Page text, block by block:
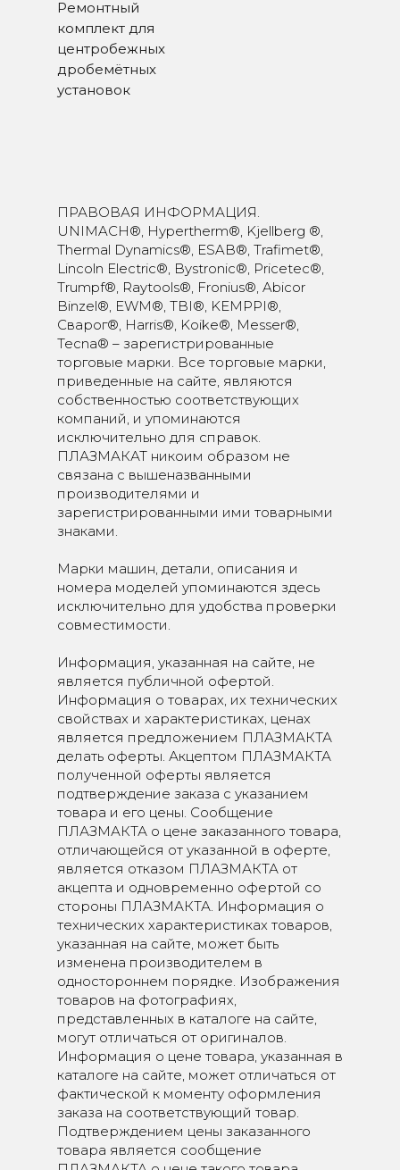
Ремонтный
комплект для
центробежных
дробемётных
установок
ПРАВОВАЯ ИНФОРМАЦИЯ.
UNIMACH®, Hypertherm®, Kjellberg ®,
Thermal Dynamics®, ESAB®, Trafimet®,
Lincoln Electric®, Bystronic®, Pricetec®,
Trumpf®, Raytools®, Fronius®, Abicor
Binzel®, EWM®, TBI®, KEMPPI®,
Сварог®, Harris®, Koike®, Messer®,
Tecna® – зарегистрированные
торговые марки. Все торговые марки,
приведенные на сайте, являются
собственностью соответствующих
компаний, и упоминаются
исключительно для справок.
ПЛАЗМАКАТ никоим образом не
связана с вышеназванными
производителями и
зарегистрированными ими товарными
знаками.
Марки машин, детали, описания и
номера моделей упоминаются здесь
исключительно для удобства проверки
совместимости.
Информация, указанная на сайте, не
является публичной офертой.
Информация о товарах, их технических
свойствах и характеристиках, ценах
является предложением ПЛАЗМАКТА
делать оферты. Акцептом ПЛАЗМАКТА
полученной оферты является
подтверждение заказа с указанием
товара и его цены. Сообщение
ПЛАЗМАКТА о цене заказанного товара,
отличающейся от указанной в оферте,
является отказом ПЛАЗМАКТА от
акцепта и одновременно офертой со
стороны ПЛАЗМАКТА. Информация о
технических характеристиках товаров,
указанная на сайте, может быть
изменена производителем в
одностороннем порядке. Изображения
товаров на фотографиях,
представленных в каталоге на сайте,
могут отличаться от оригиналов.
Информация о цене товара, указанная в
каталоге на сайте, может отличаться от
фактической к моменту оформления
заказа на соответствующий товар.
Подтверждением цены заказанного
товара является сообщение